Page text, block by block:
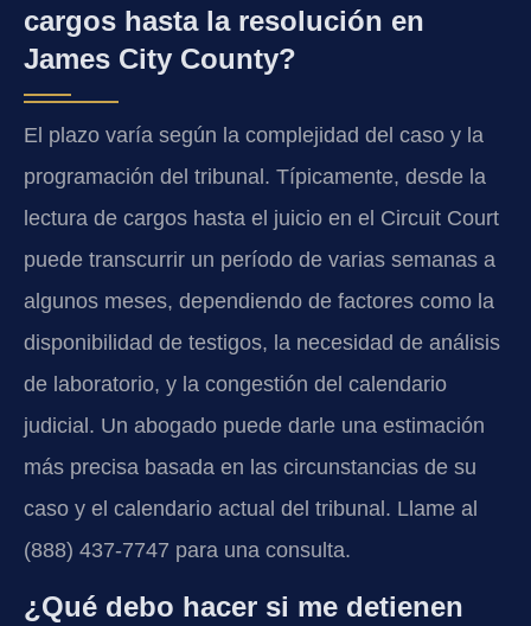
cargos hasta la resolución en
James City County?
El plazo varía según la complejidad del caso y la
programación del tribunal. Típicamente, desde la
lectura de cargos hasta el juicio en el Circuit Court
puede transcurrir un período de varias semanas a
algunos meses, dependiendo de factores como la
disponibilidad de testigos, la necesidad de análisis
de laboratorio, y la congestión del calendario
judicial. Un abogado puede darle una estimación
más precisa basada en las circunstancias de su
caso y el calendario actual del tribunal. Llame al
(888) 437-7747 para una consulta.
¿Qué debo hacer si me detienen